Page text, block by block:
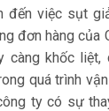
đến việc sụt
đơn hàng của
càng khốc
quá trình
ty có sự